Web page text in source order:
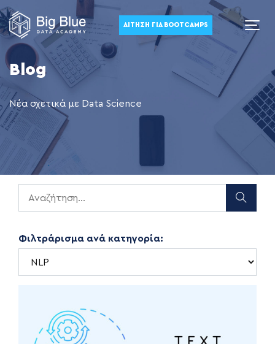
ΑΊΤΗΣΗ ΓΙΑ BOOTCAMPS
Blog
Νέα σχετικά με Data Science
Φιλτράρισμα ανά κατηγορία: